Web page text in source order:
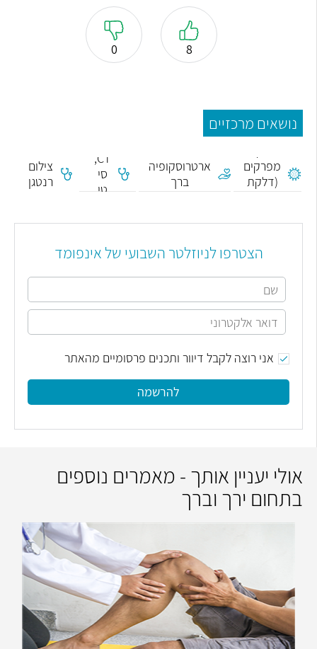
8
0
נושאים מרכזיים
מפרקים
(דלקת
פרקים)
ארטרוסקופיה
ברך
CT,
סי
טי
צילום
רנטגן
הצטרפו לניוזלטר השבועי של אינפומד
אני רוצה לקבל דיוור ותכנים פרסומיים מהאתר
להרשמה
אולי יעניין אותך - מאמרים נוספים
בתחום ירך וברך